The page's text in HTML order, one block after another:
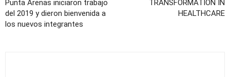
Punta Arenas iniciaron trabajo
del 2019 y dieron bienvenida a
los nuevos integrantes
TRANSFORMATION IN
HEALTHCARE